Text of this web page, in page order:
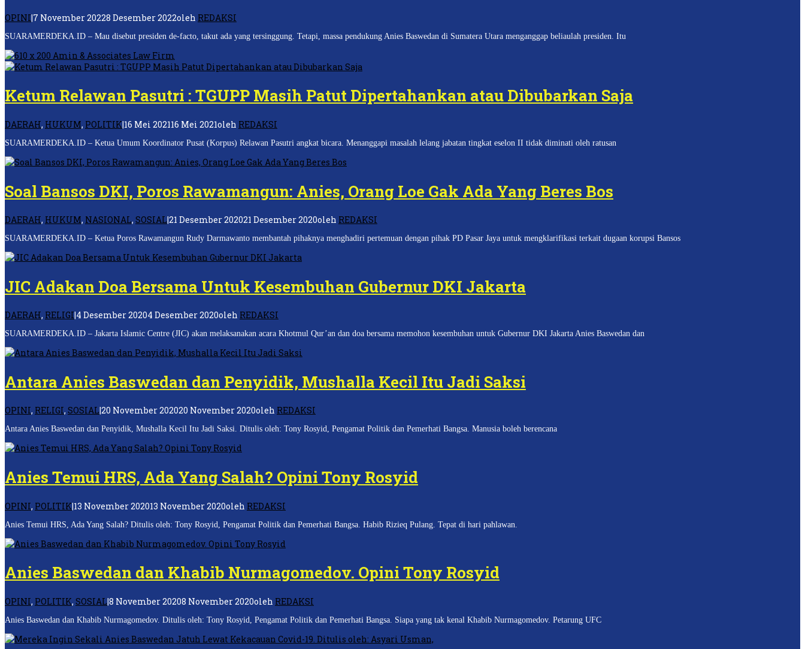
OPINI|7 November 20228 Desember 2022oleh REDAKSI
SUARAMERDEKA.ID – Mau disebut presiden de-facto, takut ada yang tersinggung. Tetapi, massa pendukung Anies Baswedan di Sumatera Utara menganggap beliaulah presiden. Itu
Ketum Relawan Pasutri : TGUPP Masih Patut Dipertahankan atau Dibubarkan Saja
DAERAH, HUKUM, POLITIK|16 Mei 202116 Mei 2021oleh REDAKSI
SUARAMERDEKA.ID – Ketua Umum Koordinator Pusat (Korpus) Relawan Pasutri angkat bicara. Menanggapi masalah lelang jabatan tingkat eselon II tidak diminati oleh ratusan
Soal Bansos DKI, Poros Rawamangun: Anies, Orang Loe Gak Ada Yang Beres Bos
DAERAH, HUKUM, NASIONAL, SOSIAL|21 Desember 202021 Desember 2020oleh REDAKSI
SUARAMERDEKA.ID – Ketua Poros Rawamangun Rudy Darmawanto membantah pihaknya menghadiri pertemuan dengan pihak PD Pasar Jaya untuk mengklarifikasi terkait dugaan korupsi Bansos
JIC Adakan Doa Bersama Untuk Kesembuhan Gubernur DKI Jakarta
DAERAH, RELIGI|4 Desember 20204 Desember 2020oleh REDAKSI
SUARAMERDEKA.ID – Jakarta Islamic Centre (JIC) akan melaksanakan acara Khotmul Qur’an dan doa bersama memohon kesembuhan untuk Gubernur DKI Jakarta Anies Baswedan dan
Antara Anies Baswedan dan Penyidik, Mushalla Kecil Itu Jadi Saksi
OPINI, RELIGI, SOSIAL|20 November 202020 November 2020oleh REDAKSI
Antara Anies Baswedan dan Penyidik, Mushalla Kecil Itu Jadi Saksi. Ditulis oleh: Tony Rosyid, Pengamat Politik dan Pemerhati Bangsa. Manusia boleh berencana
Anies Temui HRS, Ada Yang Salah? Opini Tony Rosyid
OPINI, POLITIK|13 November 202013 November 2020oleh REDAKSI
Anies Temui HRS, Ada Yang Salah? Ditulis oleh: Tony Rosyid, Pengamat Politik dan Pemerhati Bangsa. Habib Rizieq Pulang. Tepat di hari pahlawan.
Anies Baswedan dan Khabib Nurmagomedov. Opini Tony Rosyid
OPINI, POLITIK, SOSIAL|8 November 20208 November 2020oleh REDAKSI
Anies Baswedan dan Khabib Nurmagomedov. Ditulis oleh: Tony Rosyid, Pengamat Politik dan Pemerhati Bangsa. Siapa yang tak kenal Khabib Nurmagomedov. Petarung UFC